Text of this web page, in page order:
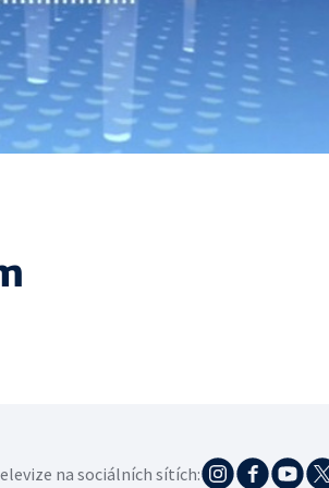
na sociálních sítích: